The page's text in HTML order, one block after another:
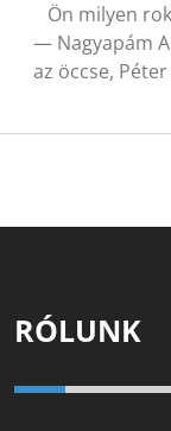
Ön milyen
— Nagyapám
az öccse,
RÓLUNK